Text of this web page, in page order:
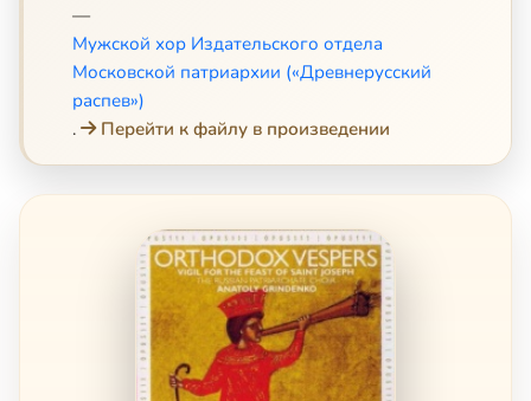
—
Мужской хор Издательского отдела
Московской патриархии («Древнерусский
распев»)
.
Перейти к файлу в произведении